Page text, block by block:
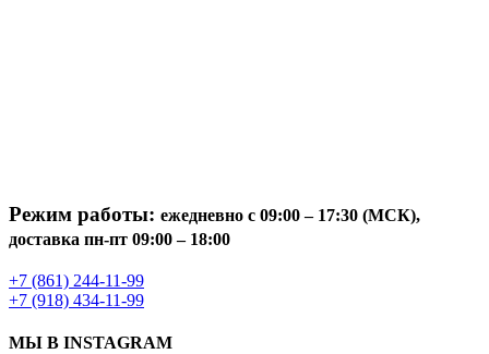
Режим работы: ежедневно с 09:00 – 17:30 (МСК),
доставка пн-пт 09:00 – 18:00
+7 (861) 244-11-99
+7 (918) 434-11-99
МЫ В INSTAGRAM